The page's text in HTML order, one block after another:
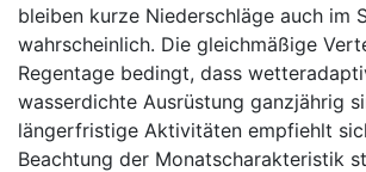
bleiben kurze Niederschläge auch im
wahrscheinlich. Die gleichmäßige
Regentage bedingt, dass
wasserdichte Ausrüstung ganzjährig
längerfristige Aktivitäten empfiehlt
Beachtung der Monatscharakteristik